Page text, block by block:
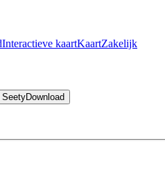
Interactieve kaartKaartZakelijk
SeetyDownload